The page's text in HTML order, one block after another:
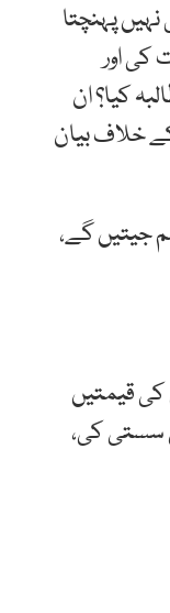
پہنچتا
کی اور
کیا؟ ان
خلاف بیان
ہم جیتیں گے،
کی قیمتیں
سستی کی،